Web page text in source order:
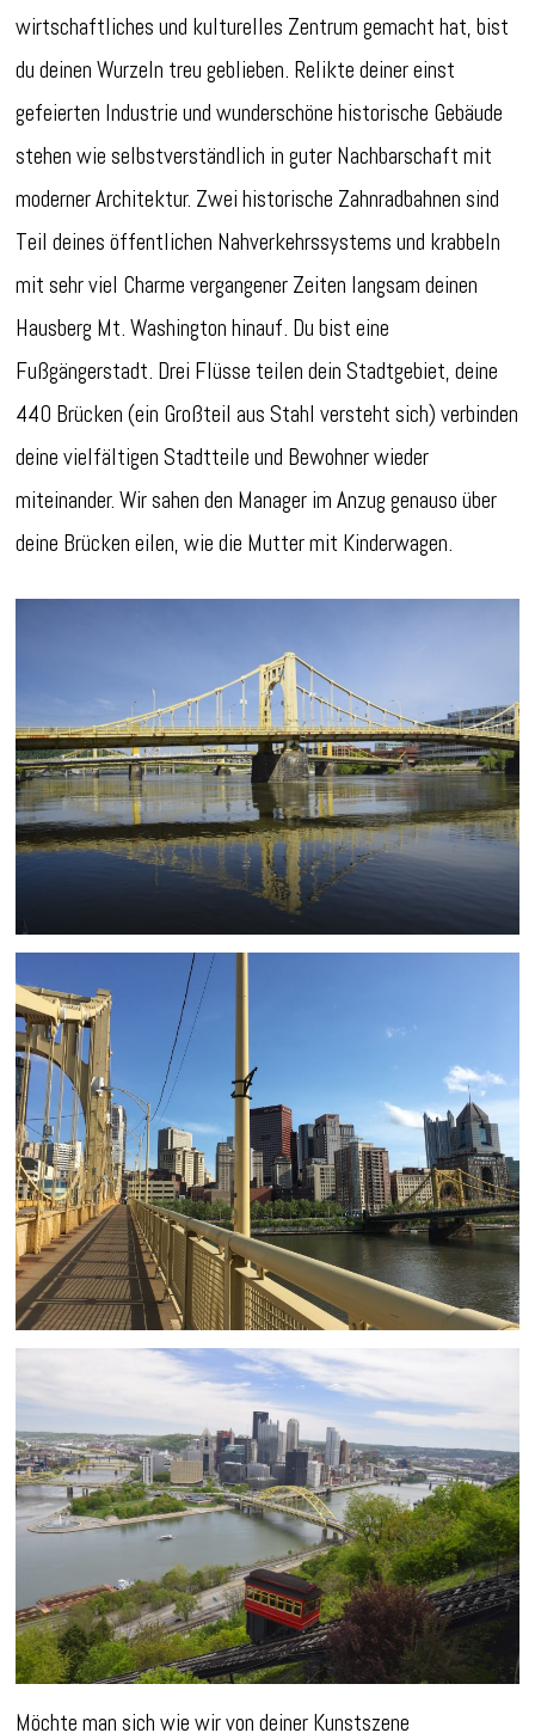
wirtschaftliches und kulturelles Zentrum gemacht hat, bist
du deinen Wurzeln treu geblieben. Relikte deiner einst
gefeierten Industrie und wunderschöne historische Gebäude
stehen wie selbstverständlich in guter Nachbarschaft mit
moderner Architektur. Zwei historische Zahnradbahnen sind
Teil deines öffentlichen Nahverkehrssystems und krabbeln
mit sehr viel Charme vergangener Zeiten langsam deinen
Hausberg Mt. Washington hinauf. Du bist eine
Fußgängerstadt. Drei Flüsse teilen dein Stadtgebiet, deine
440 Brücken (ein Großteil aus Stahl versteht sich) verbinden
deine vielfältigen Stadtteile und Bewohner wieder
miteinander. Wir sahen den Manager im Anzug genauso über
deine Brücken eilen, wie die Mutter mit Kinderwagen.
Möchte man sich wie wir von deiner Kunstszene